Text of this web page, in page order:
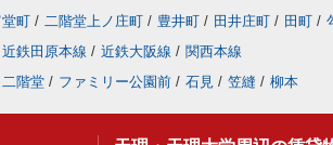
町 / 二階堂上ノ庄町 / 豊井町 / 田井庄町 / 田町 /
近鉄田原本線 / 近鉄大阪線 / 関西本線
二階堂 / ファミリー公園前 / 石見 / 笠縫 / 柳本